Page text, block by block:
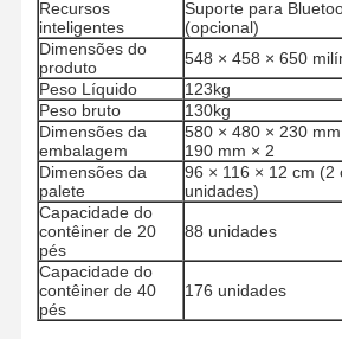
Casa Produtos
Quem
Somos
Controle De
Qualidade
Fale
Sistema das energias solares do
Gerador solar portátil
Recursos
inteligentes
Suporte para
(opcional)
Dimensões do
produto
548 × 458 × 650
Peso Líquido
123kg
Peso bruto
130kg
Dimensões da
embalagem
580 × 480 × 230
190 mm × 2
Dimensões da
palete
96 × 116 × 12 cm (2
unidades)
Capacidade do
contêiner de 20
pés
88 unidades
Capacidade do
contêiner de 40
pés
176 unidades